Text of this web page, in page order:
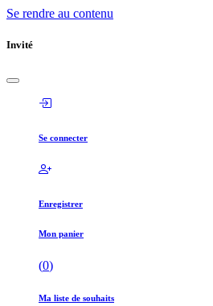
Se rendre au contenu
Invité
Se connecter
Enregistrer
Mon panier
(0)
Ma liste de souhaits